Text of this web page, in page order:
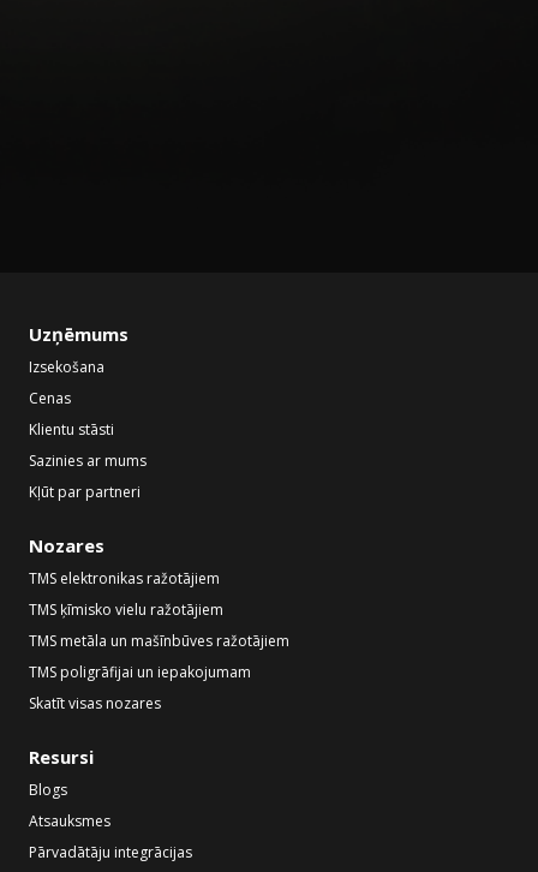
Uzņēmums
Izsekošana
Cenas
Klientu stāsti
Sazinies ar mums
Kļūt par partneri
Nozares
TMS elektronikas ražotājiem
TMS ķīmisko vielu ražotājiem
TMS metāla un mašīnbūves ražotājiem
TMS poligrāfijai un iepakojumam
Skatīt visas nozares
Resursi
Blogs
Atsauksmes
Pārvadātāju integrācijas